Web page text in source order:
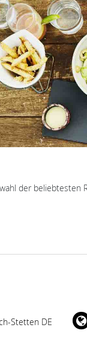
der
Stetten DE